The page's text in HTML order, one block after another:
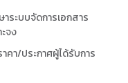
าระบบจัดการเอกสาร
จง
คา/ประกาศผู้ได้รับการ